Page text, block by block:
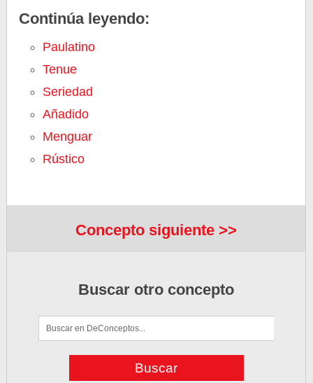
Continúa leyendo:
Paulatino
Tenue
Seriedad
Añadido
Menguar
Rústico
Concepto siguiente >>
Buscar otro concepto